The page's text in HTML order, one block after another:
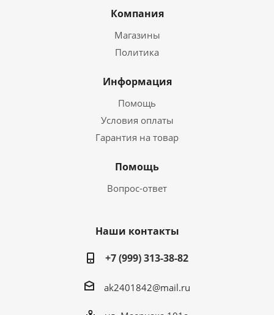
Компания
Магазины
Политика
Информация
Помощь
Условия оплаты
Гарантия на товар
Помощь
Вопрос-ответ
Наши контакты
+7 (999) 313-38-82
ak2401842@mail.ru